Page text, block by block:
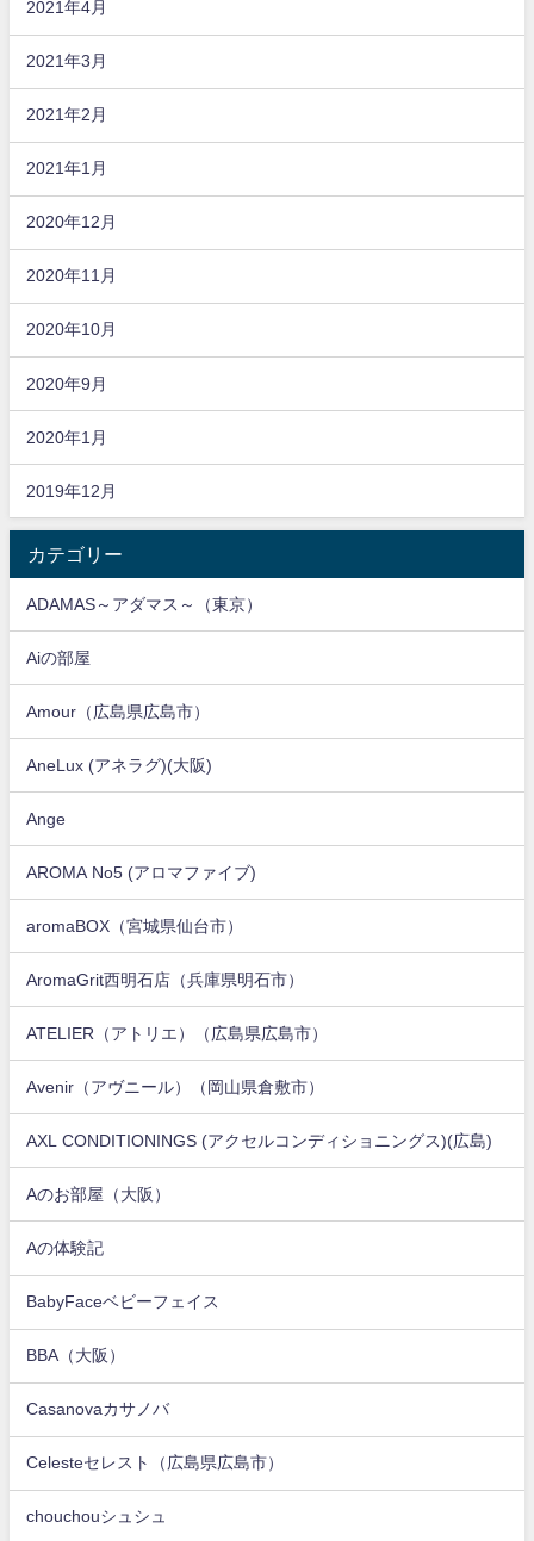
2021年4月
2021年3月
2021年2月
2021年1月
2020年12月
2020年11月
2020年10月
2020年9月
2020年1月
2019年12月
カテゴリー
ADAMAS～アダマス～（東京）
Aiの部屋
Amour（広島県広島市）
AneLux (アネラグ)(大阪)
Ange
AROMA No5 (アロマファイブ)
aromaBOX（宮城県仙台市）
AromaGrit西明石店（兵庫県明石市）
ATELIER（アトリエ）（広島県広島市）
Avenir（アヴニール）（岡山県倉敷市）
AXL CONDITIONINGS (アクセルコンディショニングス)(広島)
Aのお部屋（大阪）
Aの体験記
BabyFaceベビーフェイス
BBA（大阪）
Casanovaカサノバ
Celesteセレスト（広島県広島市）
chouchouシュシュ